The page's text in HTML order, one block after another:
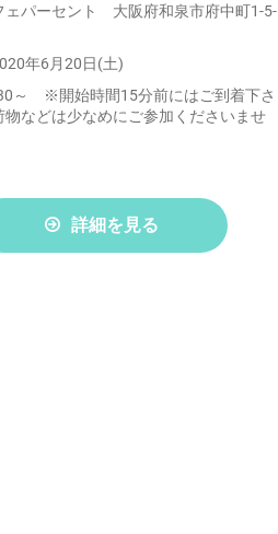
ェパーセント 大阪府和泉市府中町1-5-
年6月20日(土)
～ ※開始時間15分前にはご到着下さ
などは少なめにご参加くださいませ
詳細を見る